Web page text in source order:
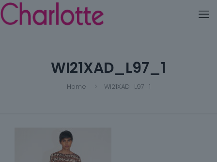
WI21XAD_L97_1
Home WI21XAD_L97_1